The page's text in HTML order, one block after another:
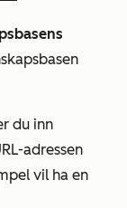
du inn
adressen
vil ha en